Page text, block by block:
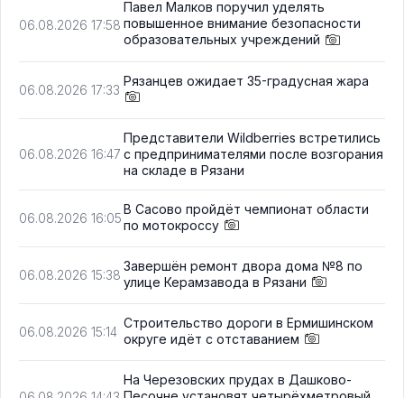
06.08.2026 17:58
Павел Малков поручил уделять
повышенное внимание безопасности
образовательных учреждений
06.08.2026 17:33
Рязанцев ожидает 35-градусная жара
06.08.2026 16:47
Представители Wildberries встретились
с предпринимателями после возгорания
на складе в Рязани
06.08.2026 16:05
В Сасово пройдёт чемпионат области
по мотокроссу
06.08.2026 15:38
Завершён ремонт двора дома №8 по
улице Керамзавода в Рязани
06.08.2026 15:14
Строительство дороги в Ермишинском
округе идёт с отставанием
На Черезовских прудах в Дашково-